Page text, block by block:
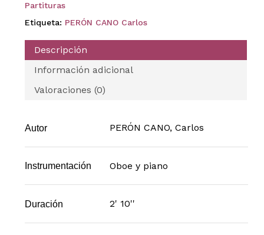
Partituras
Etiqueta: PERÓN CANO Carlos
Descripción
Información adicional
Valoraciones (0)
Autor PERÓN CANO, Carlos
Instrumentación Oboe y piano
Duración 2' 10''